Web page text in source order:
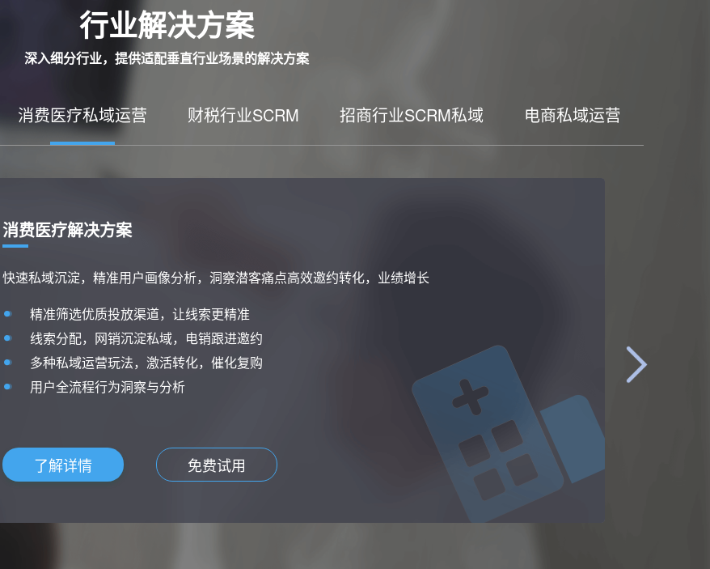
行业解决方案
深入细分行业，提供适配垂直行业场景的解决方案
消费医疗私域运营 财税行业SCRM 招商行业SCRM私域 电商私域运营工具
消费医疗解决方案
快速私域沉淀，精准用户画像分析，洞察潜客痛点高效邀约转化，业绩增长
精准筛选优质投放渠道，让线索更精准
线索分配，网销沉淀私域，电销跟进邀约
多种私域运营玩法，激活转化，催化复购
用户全流程行为洞察与分析
了解详情 免费试用